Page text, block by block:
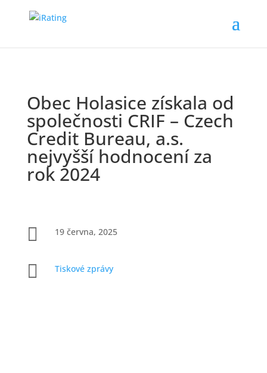
Obec Holasice získala od
společnosti CRIF – Czech
Credit Bureau, a.s.
nejvyšší hodnocení za
rok 2024
 19 června, 2025
 Tiskové zprávy